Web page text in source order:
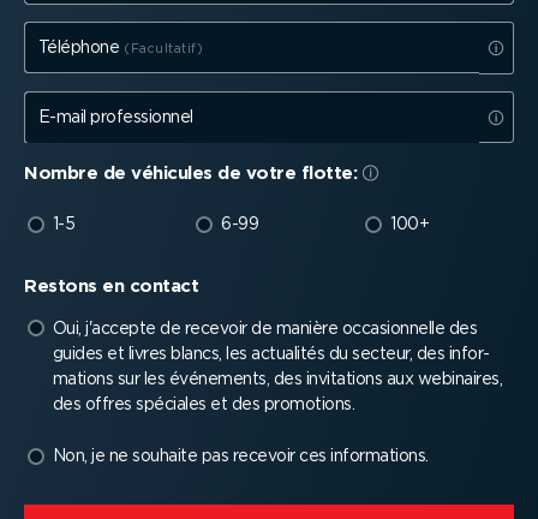
Téléphone
E-mail profes­sionnel
Nombre de véhicules de votre flotte:
1-5 6-99 100+
Restons en contact
Oui, j'accepte de recevoir de manière occasion­nelle des
guides et livres blancs, les actualités du secteur, des infor­
ma­tions sur les événements, des invitations aux webinaires,
des offres spéciales et des promotions.
Non, je ne souhaite pas recevoir ces infor­ma­tions.